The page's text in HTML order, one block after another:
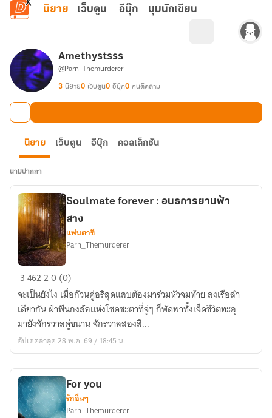
ข้ามไปยังเนื้อหาหลัก
นิยาย เว็บตูน อีบุ๊ก มุมนักเขียน
Amethystsss
@Parn_Themurderer
3 นิยาย0 เว็บตูน0 อีบุ๊ก0 คนติดตาม
นิยาย เว็บตูน อีบุ๊ก คอลเล็กชัน
นามปากกา
Soulmate
forever
อนธการ
ยาม
ฟ้า
Soulmate forever : อนธการยามฟ้า
สาง
แฟนตาซี
Parn_Themurderer
346220 (0)
จะเป็นยังไง เมื่อก๊วนคู่อริสุดแสบต้องมาร่วมหัวจมท้าย ลงเรือลำ
เดียวกัน ฝ่าฟันกงล้อแห่งโชคชะตาที่จู่ๆ ก็พัดพาทั้งเจ็ดชีวิตทะลุ
มายังจักรวาลคู่ขนาน จักรวาลสองสี...
อัปเดตล่าสุด 28 พ.ค. 69 / 18:45 น.
For you
รักอื่นๆ
Parn_Themurderer